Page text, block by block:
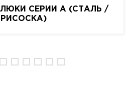
СЕРИИ A (СТАЛЬ /